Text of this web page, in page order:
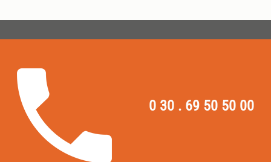
0 30 . 69 50 50 00